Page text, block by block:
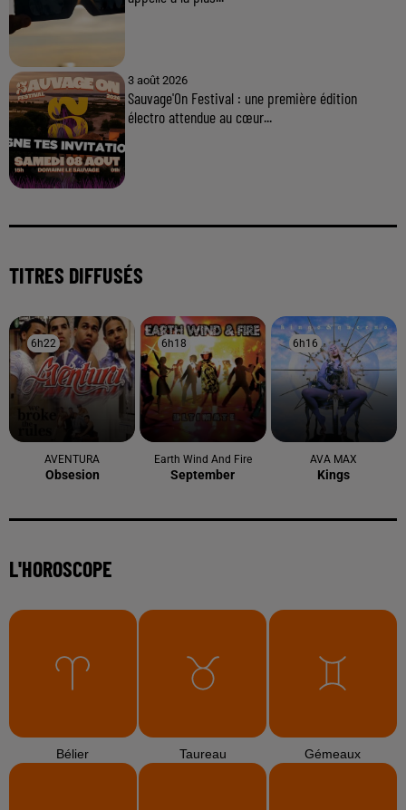
3 août 2026
Sauvage'On Festival : une première édition
électro attendue au cœur...
TITRES DIFFUSÉS
6h22
6h22
AVENTURA
Obsesion
6h18
6h18
Earth Wind And Fire
September
6h16
6h16
AVA MAX
Kings
L'HOROSCOPE
Bélier Taureau Gémeaux